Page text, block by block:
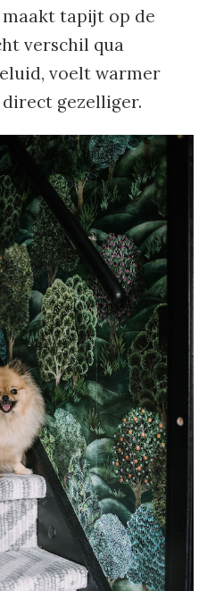
tapijt op de
verschil qua
voelt warmer
gezelliger.